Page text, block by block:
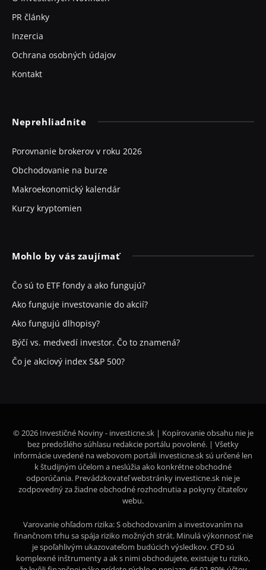
PR články
Inzercia
Ochrana osobných údajov
Kontakt
Neprehliadnite
Porovnanie brokerov v roku 2026
Obchodovanie na burze
Makroekonomický kalendár
Kurzy kryptomien
Mohlo by vás zaujímať
Čo sú to ETF fondy a ako fungujú?
Ako funguje investovanie do akcií?
Ako fungujú dlhopisy?
Býčí vs. medvedí investor. Čo to znamená?
Čo je akciový index S&P 500?
© 2026 Investičné Noviny - investicne.sk | Kopírovanie obsahu nie je
bez predošlého súhlasu redakcie portálu povolené. | Všetky
informácie uvedené na webovom portáli investicne.sk sú určené len
k študijným účelom a neslúžia ako konkrétne obchodné
odporúčania. Prevádzkovateľ webstránky investicne.sk nie je
zodpovedný za žiadne obchodné rozhodnutia a pokyny čitateľov
webu.
Varovanie ohľadom rizika: S obchodovaním a investovaním na
finančnom trhu sa spája riziko možných strát. Minulá výkonnosť nie
je spoľahlivým ukazovateľom budúcich výsledkov. CFD sú
komplexné inštrumenty a ak s nimi obchodujete, existuje tu riziko,